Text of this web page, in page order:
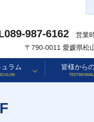
089-987-6162
営業
〒790-0011 愛媛県松
ラム 皆様から
TESTIMONIAL